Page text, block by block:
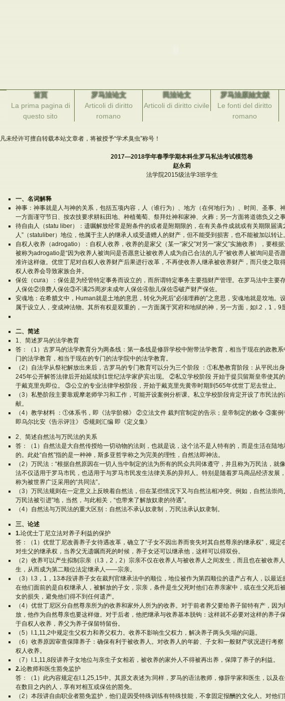
首页
La prima pagina di
questo sito
罗马法论文
Articoli di diritto
romano
民法论文
Articoli di diritto civile
罗马法原始文献
Le fonti del diritto
romano
凡未经许可擅自转载本站文章者，将被授予“学术臭虫”称号！
2017—2018学年春季学期本科生罗马私法考试模范卷
赵永莉
法学院2015级法学3班学生
一、名词解释
神事：神事就是人与神的关系，包括五项内容，人（谁行为）、地方（在何地行为）、时间、圣事、
一方面谨守节日、按农技要求耕耘田地、种植葡萄、祭拜灶神和家神、火葬；另一方面将道德负义之
待自由人（statu liber）：遗嘱解放经常是附条件的或者是附期限的，在有关条件成就或有关期限届满
人”（statuliber）地位，他属于主人的继承人或受遗赠人的财产，但不能受到损害，也不能被加以转让。
自权人收养（adrogatio）：自权人收养，收养的是家父（某一“家父”对另一“家父”实施收养），要根
被称为adrogatio是“因为收养人被询问是否愿意让被收养人成为自己合法的儿子”被收养人被询问是否
准许这样做。优世丁尼对自权人收养财产后果进行改革，不再使收养人继承被收养财产，而只使之取
权人收养会导致家族合并。
保佐（cura）：保佐是为经管特定事务而设立的，而所谓特定事务主要指财产管理。在罗马法中主要
人保佐②浪费人保佐③不满25周岁未成年人保佐④胎儿保佐⑤破产财产保佐。
安魂地：在希腊文中，Human就是土地的意思，转化为死后“必须埋葬的”之意思，安魂地就是坟地。
属于设立人，变成神法物。其所有权是双重的，一方面属于冥府和地狱的神，另一方面，如I.2，1，9
二、简述
1、简述罗马的法学教育
答：（1）古罗马的法学教育分为两条线：第一条线是修辞学校中附带法学教育，相当于现在的政教
门的法学教育，相当于现在的专门的法学院中的法学教育。
（2）自法学从祭祀解放出来后，古罗马的专门教育可以分为三个阶段 ：①私塾教育阶段：从平民出
245年公开解答法律后开始延续到1世纪法学家萨宾出现。 ②私立学校阶段 开始于提贝留斯皇帝使其
于戴克里先即位。 ③公立的专业法律学校阶段，开始于戴克里先黄帝时期到565年优世丁尼去世止。
（3）私塾阶段主要靠观摩老师学习和工作，可能开设案例分析课。私立学校阶段肯定开设了市民法
献。
（4）教学材料 ：①体系书，即《法学阶梯》 ②立法文件 裁判官制定的告示；皇帝制定的敕令 ③案
即乌尔比安《告示评注》 ⑤规则汇编 即《定义集》
2、简述自然法与万民法的关系
答：（1）自然法是大自然传授给一切动物的法则，也就是说，这个法不是人特有的，而是生活在陆
的。此处“自然”指的是一种神，斯多亚哲学称之为完美的理性，自然法即神法。
（2）万民法：“根据自然原因在一切人当中制定的法为所有的民众共同体遵守，并且称为万民法，就
法不仅适用于罗马市民，也适用于与罗马市民发生法律关系的异邦人。特别是随着罗马商品经济发展
称为被世界广泛采用的“共同法”。
（3）万民法规则在一定意义上反映着自然法，但在某些情况下又与自然法相冲突。例如，自然法崇
万民法被引进”地，当然，与此相关，“也带来了解放奴隶的待遇”。
（4）自然法与万民法的重大区别：自然法不承认奴隶制，万民法承认奴隶制。
三、论述
1.论优士丁尼立法对养子利益的保护
答：（1）优世丁尼改善养子女待遇改革，确立了“子女不因出养而丧失对其自然尊亲的继承权”，规定
对生父的继承权，当养父无遗嘱而死的时候，养子女还可以继承他，这样可以得双份。
（2）收养可以产生拟制宗亲（I.3，2，2）宗亲不仅在收养人与被收养人之间发生，而且也在被收养
生，从而成为第二顺位法定继承人——宗亲。
（3）I.3，1，13本段讲养子女在裁判官继承法中的顺位，地位被作为第四顺位的遗产占有人，以最近
在他们面前的是自权继承人，被解放的子女，宗亲，条件是生父死时他们在养亲家中，或在生父死后
女的损失，避免他们得不到任何遗产。
（4）优世丁尼区分自然尊亲所为的收养和家外人所为的收养。对于前者养父要给养子留特有产，因
放，他作为自然尊亲也要这样做。对于后者，他把继承与收养基本脱钩：这样就不必要对这样的养子
于自权人收养，养父为养子保留特留份。
（5）I.1,11,2中规定生父权力和养父权力。收养不影响生父权力，解决养子两头失塌的问题。
（6）收养原因审查保障养子：确保有利于被收养人。对收养人的年龄、子女和一般财产状况进行考
权人收养。
（7）I.1,11,8段讲养子女地位与亲生子女相若，被收养的家外人不得被再出养，保障了养子的利益。
2.论教师和医生豁免监护
答：（1）此内容规定在I.1,25,15中。其原文表述为:同样，罗马的语法教师，修辞学家和医生，以及
在数目之内的人，享有对相互或保佐的豁免。
（2）本段讲自由职业者豁免监护，他们是因受特殊训练有特殊技能，不拿固定报酬的文化人。对他